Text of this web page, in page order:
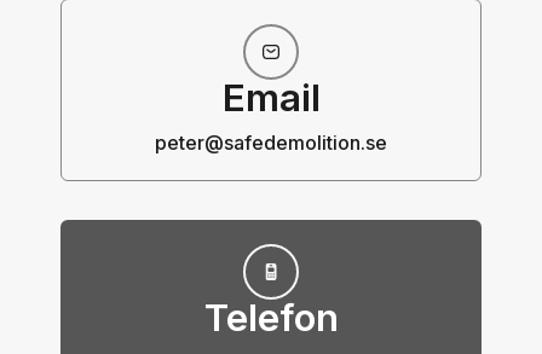
Email
peter@safedemolition.se
Telefon